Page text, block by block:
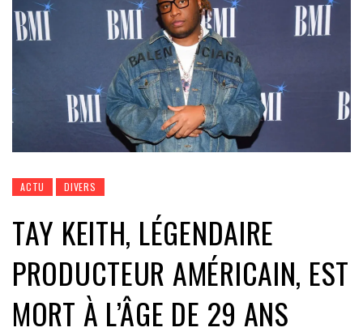
ACTU DIVERS
TAY KEITH, LÉGENDAIRE
PRODUCTEUR AMÉRICAIN, EST
MORT À L’ÂGE DE 29 ANS